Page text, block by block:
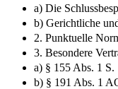
a) Die
b) Gerichtliche
2. Punktuelle
3. Besondere
a) § 155 Abs. 1 S.
b) § 191 Abs. 1